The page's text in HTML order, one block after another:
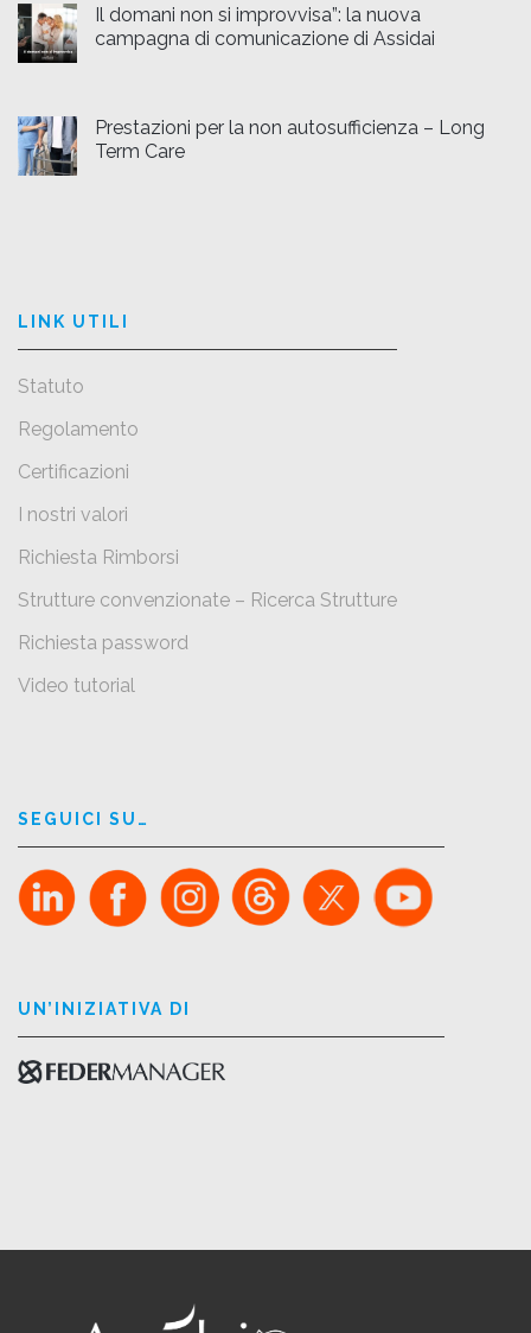
Il domani non si improvvisa”: la nuova
campagna di comunicazione di Assidai
Prestazioni per la non autosufficienza – Long
Term Care
LINK UTILI
Statuto
Regolamento
Certificazioni
I nostri valori
Richiesta Rimborsi
Strutture convenzionate – Ricerca Strutture
Richiesta password
Video tutorial
SEGUICI SU…
UN’INIZIATIVA DI